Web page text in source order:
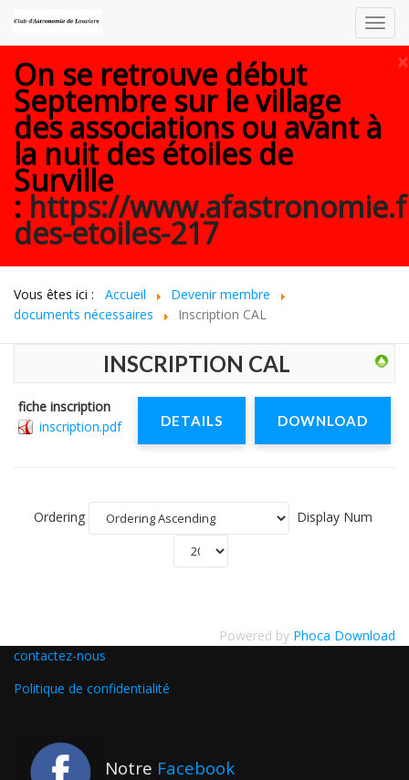
×
On se retrouve début
Septembre sur le village
des associations ou avant à
la nuit des étoiles de
Surville
: https://
des-etoiles-217
Vous êtes ici : Accueil
Devenir membre
documents nécessaires
Inscription CAL
INSCRIPTION CAL
fiche inscription
inscription.pdf
DOWNLOAD
DETAILS
Ordering Display Num
Powered by Phoca Download
contactez-nous
Politique de confidentialité
Notre Facebook